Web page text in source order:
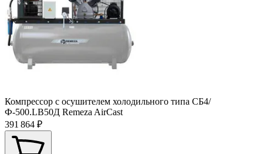
Компрессор с осушителем холодильного типа СБ4/
Ф-500.LB50Д Remeza AirCast
391 864 ₽